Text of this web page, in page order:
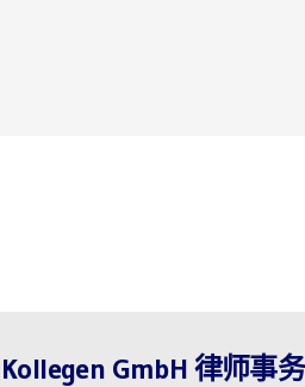
GmbH 律师事务